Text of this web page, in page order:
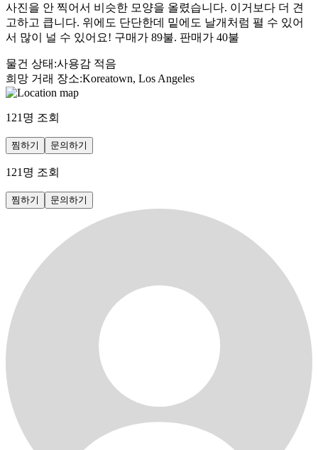
사진을 안 찍어서 비슷한 모양을 올렸습니다. 이거보다 더 견
고하고 큽니다. 위에도 단단한데 밑에도 날개처럼 펼 수 있어
서 많이 널 수 있어요! 구매가 89불. 판매가 40불
물건 상태 :사용감 적음
희망 거래 장소:Koreatown, Los Angeles
121 명 조회
찜하기 문의하기
121 명 조회
찜하기 문의하기